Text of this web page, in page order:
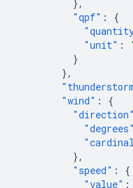
},
"qpf" :
{
"unit" :
}
},
"wind" :
{
"direction"
"degrees"
},
"speed" :
{
"value" :